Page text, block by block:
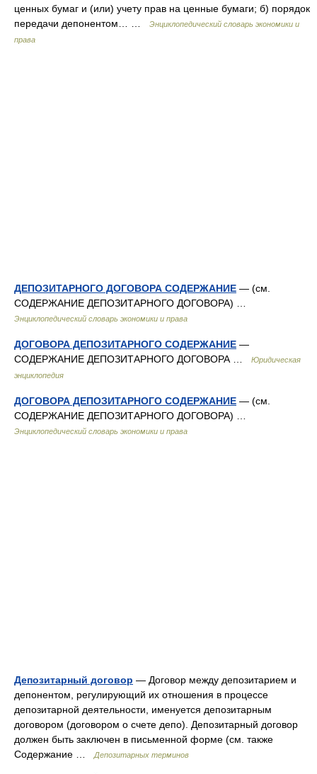
ценных бумаг и (или) учету прав на ценные бумаги; б) порядок
передачи депонентом… …
Энциклопедический словарь экономики и
права
ДЕПОЗИТАРНОГО ДОГОВОРА СОДЕРЖАНИЕ — (см.
СОДЕРЖАНИЕ ДЕПОЗИТАРНОГО ДОГОВОРА) …
Энциклопедический словарь экономики и права
ДОГОВОРА ДЕПОЗИТАРНОГО СОДЕРЖАНИЕ —
СОДЕРЖАНИЕ ДЕПОЗИТАРНОГО ДОГОВОРА …
Юридическая
энциклопедия
ДОГОВОРА ДЕПОЗИТАРНОГО СОДЕРЖАНИЕ — (см.
СОДЕРЖАНИЕ ДЕПОЗИТАРНОГО ДОГОВОРА) …
Энциклопедический словарь экономики и права
Депозитарный договор — Договор между депозитарием и
депонентом, регулирующий их отношения в процессе
депозитарной деятельности, именуется депозитарным
договором (договором о счете депо). Депозитарный договор
должен быть заключен в письменной форме (см. также
Содержание …
Депозитарных терминов